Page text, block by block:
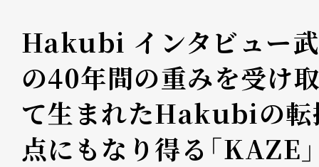
Hakubi インタビュー――
の40年間の重みを受け
て生まれたHakubiの転
点にもなり得る「KAZE」